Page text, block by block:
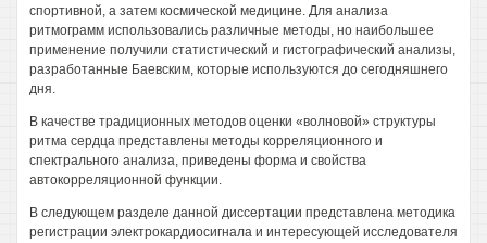
спортивной, а затем космической медицине. Для анализа
ритмограмм использовались различные методы, но наибольшее
применение получили статистический и гистографический анализы,
разработанные Баевским, которые используются до сегодняшнего
дня.
В качестве традиционных методов оценки «волновой» структуры
ритма сердца представлены методы корреляционного и
спектрального анализа, приведены форма и свойства
автокорреляционной функции.
В следующем разделе данной диссертации представлена методика
регистрации электрокардиосигнала и интересующей исследователя